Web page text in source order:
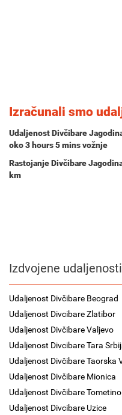
Izračunali smo
Udaljenost Divčibare
oko3 hours 5 minsvožnje
Rastojanje Divčibare
km
Izdvojene
Udaljenost Divčibare Beograd
Udaljenost Divcibare Zlatibor
Udaljenost Divčibare Valjevo
Udaljenost Divcibare Tara
Udaljenost Divčibare Taorska
Udaljenost Divčibare Mionica
Udaljenost Divčibare
Udaljenost Divcibare Uzice